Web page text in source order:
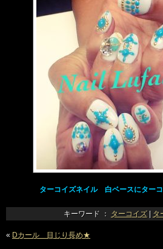
ターコイズネイル 白ベースにター
キーワード ： ターコイズ | タ
« Dカール 目じり長め★